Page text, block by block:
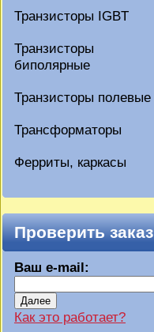
Транзисторы IGBT
Транзисторы
биполярные
Транзисторы полевые
Трансформаторы
Ферриты, каркасы
Проверить заказ
Ваш e-mail:
Далее
Как это работает?